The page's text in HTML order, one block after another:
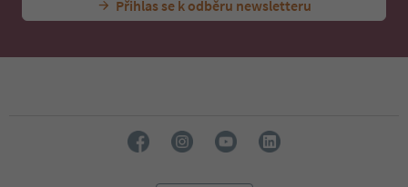
Přihlas se k odběru newsletteru